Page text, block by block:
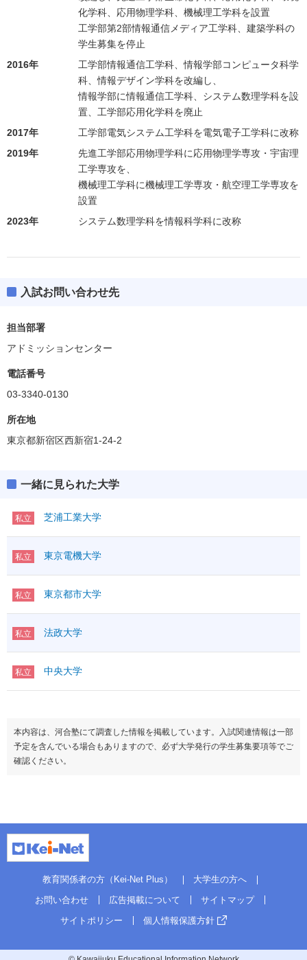
化学科、応用物理学科、機械理工学科を設置
工学部第2部情報通信メディア工学科、建築学科の
学生募集を停止
2016年
工学部情報通信工学科、情報学部コンピュータ科学
科、情報デザイン学科を改編し、
情報学部に情報通信工学科、システム数理学科を設
置、工学部応用化学科を廃止
2017年
工学部電気システム工学科を電気電子工学科に改称
2019年
先進工学部応用物理学科に応用物理学専攻・宇宙理
工学専攻を、
機械理工学科に機械理工学専攻・航空理工学専攻を
設置
2023年
システム数理学科を情報科学科に改称
入試お問い合わせ先
担当部署
アドミッションセンター
電話番号
03-3340-0130
所在地
東京都新宿区西新宿1-24-2
一緒に見られた大学
私立 芝浦工業大学
私立 東京電機大学
私立 東京都市大学
私立 法政大学
私立 中央大学
本内容は、河合塾にて調査した情報を掲載しています。入試関連情報は一部
予定を含んでいる場合もありますので、必ず大学発行の学生募集要項等でご
確認ください。
教育関係者の方（Kei-Net Plus）
大学生の方へ
お問い合わせ
広告掲載について
サイトマップ
サイトポリシー
個人情報保護方針